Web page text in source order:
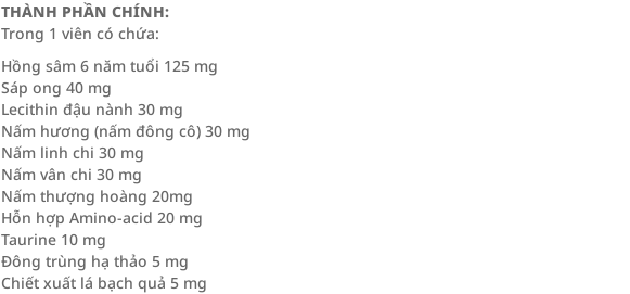
THÀNH PHẦN CHÍNH:
Trong 1 viên có chứa:
Hồng sâm 6 năm tuổi 125 mg
Sáp ong 40 mg
Lecithin đậu nành 30 mg
Nấm hương (nấm đông cô) 30 mg
Nấm linh chi 30 mg
Nấm vân chi 30 mg
Nấm thượng hoàng 20mg
Hỗn hợp Amino-acid 20 mg
Taurine 10 mg
Đông trùng hạ thảo 5 mg
Chiết xuất lá bạch quả 5 mg